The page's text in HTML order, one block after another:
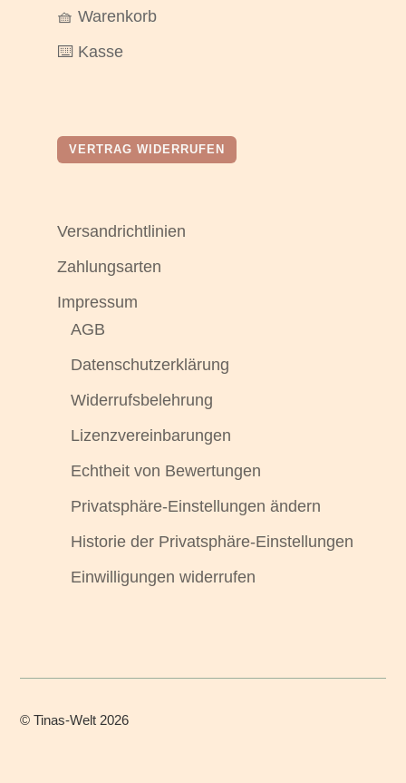
🧺 Warenkorb
⌨️ Kasse
VERTRAG WIDERRUFEN
Versandrichtlinien
Zahlungsarten
Impressum
AGB
Datenschutzerklärung
Widerrufsbelehrung
Lizenzvereinbarungen
Echtheit von Bewertungen
Privatsphäre-Einstellungen ändern
Historie der Privatsphäre-Einstellungen
Einwilligungen widerrufen
©Tinas-Welt 2026